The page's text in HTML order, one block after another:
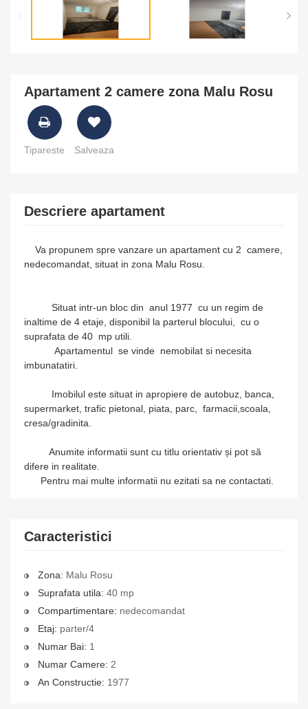
Apartament 2 camere zona Malu Rosu
Tipareste Salveaza
Descriere apartament
Va propunem spre vanzare un apartament cu 2 camere,
nedecomandat, situat in zona Malu Rosu.
Situat intr-un bloc din anul 1977 cu un regim de
inaltime de 4 etaje, disponibil la parterul blocului, cu o
suprafata de 40 mp utili.
Apartamentul se vinde nemobilat si necesita
imbunatatiri.
Imobilul este situat in apropiere de autobuz, banca,
supermarket, trafic pietonal, piata, parc, farmacii,scoala,
cresa/gradinita.
Anumite informatii sunt cu titlu orientativ și pot să
difere in realitate.
Pentru mai multe informatii nu ezitati sa ne contactati.
Caracteristici
Zona: Malu Rosu
Suprafata utila: 40 mp
Compartimentare: nedecomandat
Etaj: parter/4
Numar Bai: 1
Numar Camere: 2
An Constructie: 1977